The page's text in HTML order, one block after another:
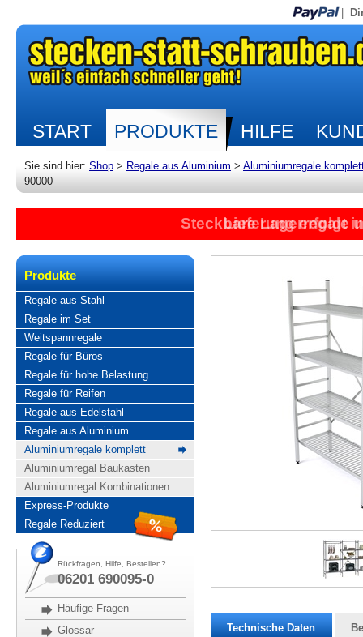
START PRODUKTE HILFE
Sie sind hier: Shop > Regale aus Aluminium > Aluminiumregale
90000
Steckbare Lagerregale
Lieferung erfolgt
Produkte
Regale aus Stahl
Regale im Set
Weitspannregale
Regale für Büros
Regale für hohe Belastung
Regale für Reifen
Regale aus Edelstahl
Regale aus Aluminium
Aluminiumregale komplett
Aluminiumregal Baukasten
Aluminiumregal Kombinationen
Express-Produkte
Regale Reduziert
Rückfragen, Hilfe, Bestellen?
06201 690095-0
Häufige Fragen
Glossar
Technische Daten